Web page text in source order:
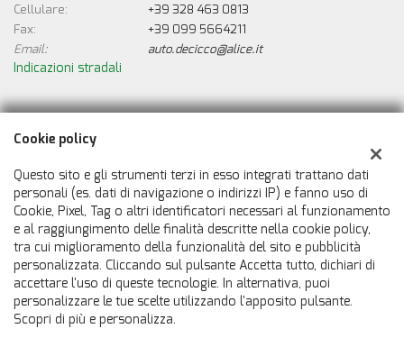
Cellulare:
+39 328 463 0813
Fax:
+39 099 5664211
Email:
auto.decicco@alice.it
Indicazioni stradali
Dati fiscali:
De Cicco Auto
Viale Delle Industrie, 21, Montemesola (TA)
C.F/P.IVA:00388550733
Registro delle imprese:TA
Cookie policy
Questo sito e gli strumenti terzi in esso integrati trattano dati
personali (es. dati di navigazione o indirizzi IP) e fanno uso di
Cookie, Pixel, Tag o altri identificatori necessari al funzionamento
e al raggiungimento delle finalità descritte nella cookie policy,
tra cui miglioramento della funzionalità del sito e pubblicità
personalizzata. Cliccando sul pulsante Accetta tutto, dichiari di
accettare l'uso di queste tecnologie. In alternativa, puoi
personalizzare le tue scelte utilizzando l'apposito pulsante.
Scopri di più e personalizza.